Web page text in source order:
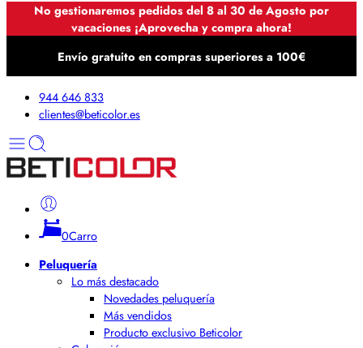
No gestionaremos pedidos del 8 al 30 de Agosto por
vacaciones ¡Aprovecha y compra ahora!
Envío gratuito en compras superiores a 100€
944 646 833
clientes@beticolor.es
0Carro
Peluquería
Lo más destacado
Novedades peluquería
Más vendidos
Producto exclusivo Beticolor